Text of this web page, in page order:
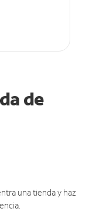
de
una tienda y haz